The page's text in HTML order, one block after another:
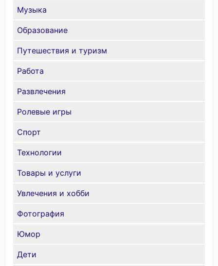
Музыка
Образование
Путешествия и туризм
Работа
Развлечения
Ролевые игры
Спорт
Технологии
Товары и услуги
Увлечения и хобби
Фотография
Юмор
Дети